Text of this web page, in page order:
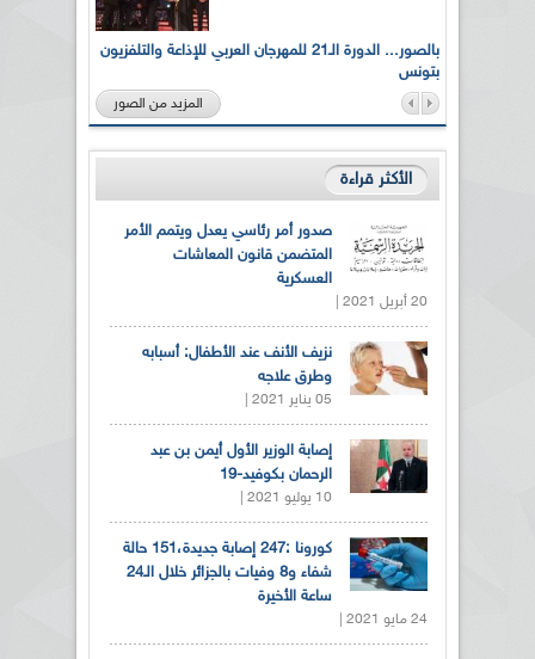
بالصور... الدورة الـ21 للمهرجان العربي للإذاعة والتلفزيون
بتونس
المزيد من الصور
الأكثر قراءة
صدور أمر رئاسي يعدل ويتمم الأمر
المتضمن قانون المعاشات
العسكرية
20 أبريل 2021 |
نزيف الأنف عند الأطفال: أسبابه
وطرق علاجه
05 يناير 2021 |
إصابة الوزير الأول أيمن بن عبد
الرحمان بكوفيد-19
10 يوليو 2021 |
كورونا :247 إصابة جديدة،151 حالة
شفاء و8 وفيات بالجزائر خلال الـ24
ساعة الأخيرة
24 مايو 2021 |